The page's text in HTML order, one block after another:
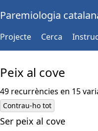
Paremiologia
Projecte Cerca
Peix al cove
49 recurrències en 15
Contrau-ho tot
Castellà:Ser pan comido
Ser peix al cove